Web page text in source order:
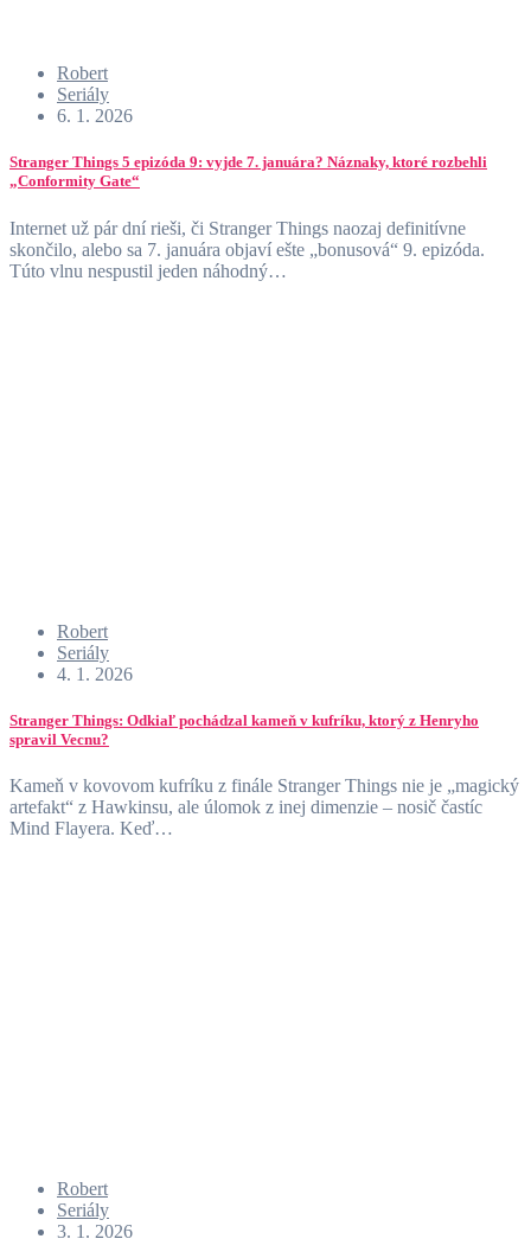
Robert
Seriály
6. 1. 2026
Stranger Things 5 epizóda 9: vyjde 7. januára? Náznaky, ktoré rozbehli
„Conformity Gate“
Internet už pár dní rieši, či Stranger Things naozaj definitívne
skončilo, alebo sa 7. januára objaví ešte „bonusová“ 9. epizóda.
Túto vlnu nespustil jeden náhodný…
Robert
Seriály
4. 1. 2026
Stranger Things: Odkiaľ pochádzal kameň v kufríku, ktorý z Henryho
spravil Vecnu?
Kameň v kovovom kufríku z finále Stranger Things nie je „magický
artefakt“ z Hawkinsu, ale úlomok z inej dimenzie – nosič častíc
Mind Flayera. Keď…
Robert
Seriály
3. 1. 2026